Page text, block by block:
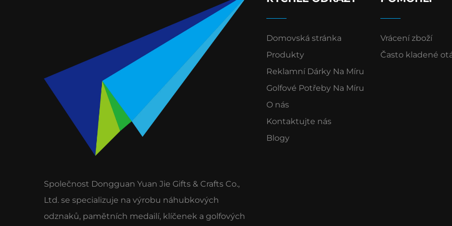
Společnost Dongguan Yuan Jie Gifts & Crafts Co.,
Ltd. se specializuje na výrobu náhubkových
odznaků, pamětních medailí, klíčenek a golfových
Domovská stránka
Produkty
Reklamní Dárky Na Míru
Golfové Potřeby Na Míru
O nás
Kontaktujte nás
Blogy
Vrácení zboží
Často kladené